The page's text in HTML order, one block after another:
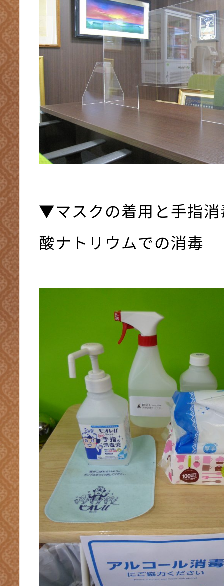
▼マスクの着用と手指
酸ナトリウムでの消毒